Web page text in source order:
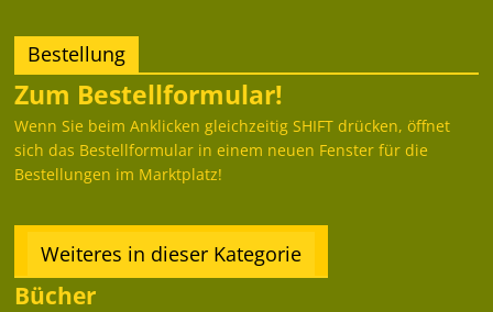
Bestellung
Zum Bestellformular!
Wenn Sie beim Anklicken gleichzeitig SHIFT drücken, öffnet
sich das Bestellformular in einem neuen Fenster für die
Bestellungen im Marktplatz!
Weiteres in dieser Kategorie
Bücher